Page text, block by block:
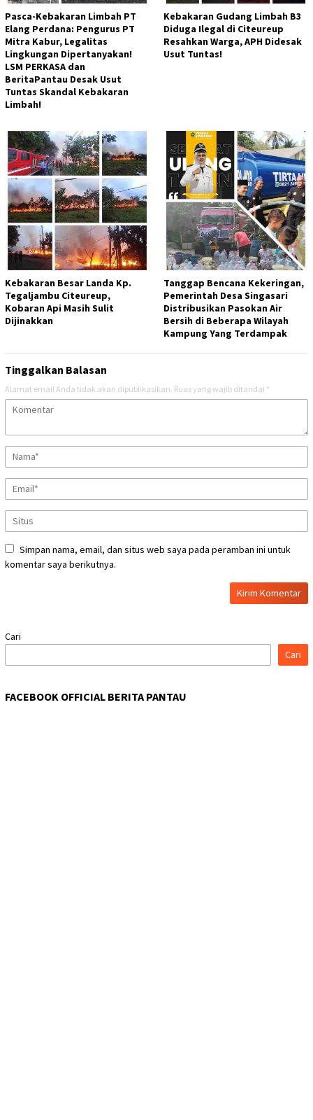
Pasca-Kebakaran Limbah PT
Elang Perdana: Pengurus PT
Mitra Kabur, Legalitas
Lingkungan Dipertanyakan!
LSM PERKASA dan
BeritaPantau Desak Usut
Tuntas Skandal Kebakaran
Limbah!
Kebakaran Gudang Limbah B3
Diduga Ilegal di Citeureup
Resahkan Warga, APH Didesak
Usut Tuntas!
Kebakaran Besar Landa Kp.
Tegaljambu Citeureup,
Kobaran Api Masih Sulit
Dijinakkan
Tanggap Bencana Kekeringan,
Pemerintah Desa Singasari
Distribusikan Pasokan Air
Bersih di Beberapa Wilayah
Kampung Yang Terdampak
Tinggalkan Balasan
Alamat email Anda tidak akan dipublikasikan. Ruas yang wajib ditandai *
Simpan nama, email, dan situs web saya pada peramban ini untuk
komentar saya berikutnya.
Cari
Cari
FACEBOOK OFFICIAL BERITA PANTAU